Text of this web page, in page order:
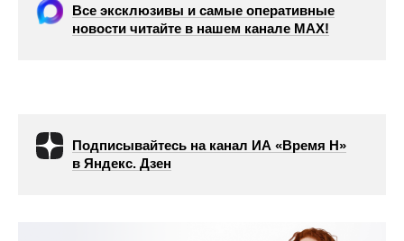
Все эксклюзивы и самые оперативные
новости читайте в нашем канале МАХ!
Подписывайтесь на канал ИА «Время Н»
в Яндекс. Дзен